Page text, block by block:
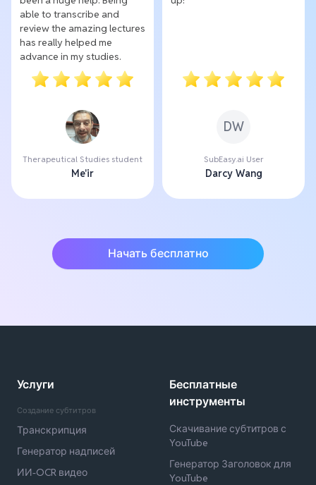
able to transcribe and
review the amazing lectures
has really helped me
advance in my studies.
Therapeutical Studies student
Me'ir
DW
SubEasy.ai User
Darcy Wang
Начать бесплатно
Услуги
Создание субтитров
Транскрипция
Генератор надписей
ИИ-OCR видео
Бесплатные
инструменты
Скачивание субтитров с
YouTube
Генератор Заголовок для
YouTube